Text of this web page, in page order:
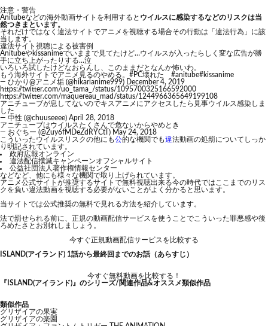
注意・警告
Anitubeなどの海外動画サイトを利用すると ウイルスに感染するなどのリスクは当
然つきまといます。
それだけではなく違法サイトでアニメを視聴する場合その行動は「違法行為」に該
当します。
違法サイト視聴による被害例
Anitubeやkissanimeでいままで見てたけど…ウイルスが入ったらしく変な広告が勝
手に立ち上がったりする…泣
いろいろ試したけどなおらんし、このままだとなんか怖いわ。
もう海外サイトでアニメ見るのやめる。 #PC壊れた #anitube#kissanime
— ひかり@アニメ垢 (@hikarianime999)
December 4, 2019
https://twitter.com/uo_tama_/status/1095700325166592000
https://twitter.com/maquereau_mad/status/1244966365649199108
アニチューブが息してないのでキスアニメにアクセスしたら見事ウイルス感染しま
した
— 中性 (@chuuseeee) April 28, 2018
アニチューブはウイルスたくさんで危ないからやめとき
— おぐちー (@Zuy6fMDeZdRYCtT) May 24, 2018
こういったウイルスリスクの他にも公的な機関でも違法動画の処罰についてしっか
り明記されています。
政府広報オンライン
違法配信撲滅キャンペーンオフシャルサイト
公益社団法人著作権情報センター
などなど、他にも様々な機関で取り上げられています。
アニメ公式サイトが推奨するサイトで無料視聴出来る今の時代ではここまでのリス
クを負い違法動画を視聴する必要がないことがよく分かると思います。
当サイトでは公式推奨の無料で見れる方法を紹介しています。
法で罰せられる前に、正規の動画配信サービスを使うことでこういった罪悪感や後
ろめたさとお別れしましょう。
今すぐ正規動画配信サービスを比較する
ISLAND(アイランド) 1話から最終回までのお話（あらすじ）
今すぐ無料動画を比較する！
『ISLAND(アイランド)』のシリーズ/関連作品&オススメ類似作品
類似作品
グリザイアの果実
グリザイアの楽園